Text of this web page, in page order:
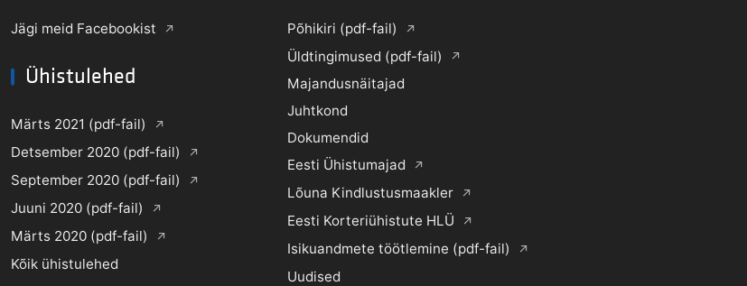
Jägi meid Facebookist
Ühistulehed
Märts 2021 (pdf-fail)
Detsember 2020 (pdf-fail)
September 2020 (pdf-fail)
Juuni 2020 (pdf-fail)
Märts 2020 (pdf-fail)
Kõik ühistulehed
Põhikiri (pdf-fail)
Üldtingimused (pdf-fail)
Majandusnäitajad
Juhtkond
Dokumendid
Eesti Ühistumajad
Lõuna Kindlustusmaakler
Eesti Korteriühistute HLÜ
Isikuandmete töötlemine (pdf-fail)
Uudised